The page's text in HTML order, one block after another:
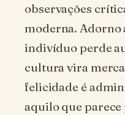
observações
moderna. Adorno
indivíduo perde
cultura vira
felicidade é
aquilo que parece